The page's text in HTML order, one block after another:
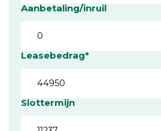
Aanbetaling/inruil
Leasebedrag*
Slottermijn